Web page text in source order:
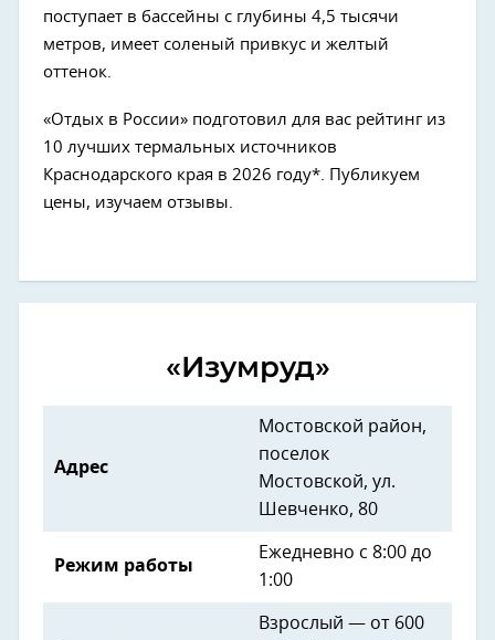
поступает в бассейны с глубины 4,5 тысячи
метров, имеет соленый привкус и желтый
оттенок.
«Отдых в России» подготовил для вас рейтинг из
10 лучших термальных источников
Краснодарского края в 2026 году*. Публикуем
цены, изучаем отзывы.
«Изумруд»
Адрес
Мостовской район,
поселок
Мостовской, ул.
Шевченко, 80
Режим работы
Ежедневно с 8:00 до
1:00
Взрослый — от 600